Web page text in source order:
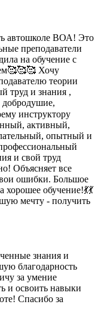
автошколе ВОА! Это
преподаватели
на обучение с
Хочу
теории
труд и знания ,
добродушие,
инструктору
активный,
опытный и
и свой труд
Объясняет все
ошибки. Большое
обучение!💃💃
мечту - получить
знания и
благодарность
за умение
и освоить навыки
Спасибо за